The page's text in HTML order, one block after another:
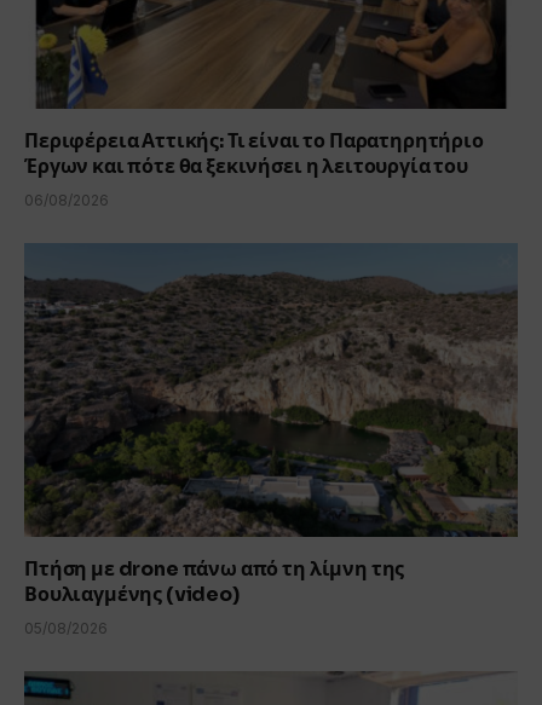
Περιφέρεια Αττικής: Τι είναι το Παρατηρητήριο
Έργων και πότε θα ξεκινήσει η λειτουργία του
06/08/2026
Πτήση με drone πάνω από τη λίμνη της
Βουλιαγμένης (video)
05/08/2026